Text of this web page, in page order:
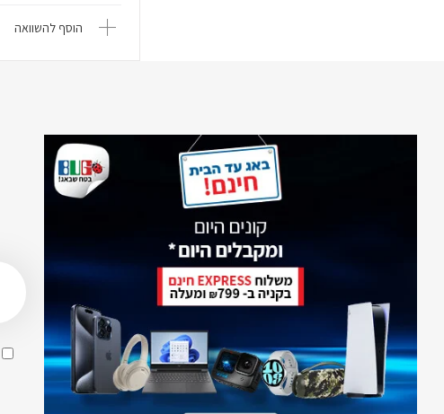
הוסף להשוואה